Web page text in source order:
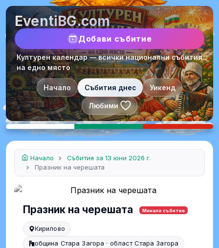
EventiBG.com
Добави събитие
Културен календар — всички национални събития
на едно място
Начало Събития днес Уикенд
Любими
Начало
Събития за 13 юни 2026 г.
Празник на черешата
Празник на черешата Минало събитие
Кирилово
община Стара Загора · област Стара Загора